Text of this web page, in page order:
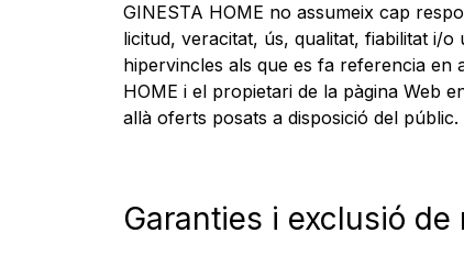
GINESTA HOME no assumeix cap
licitud, veracitat, ús, qualitat, fiabilitat i/
hipervincles als que es fa referencia en
HOME i el propietari de la pàgina Web
allà oferts posats a disposició del públic.
Garanties i exclusió